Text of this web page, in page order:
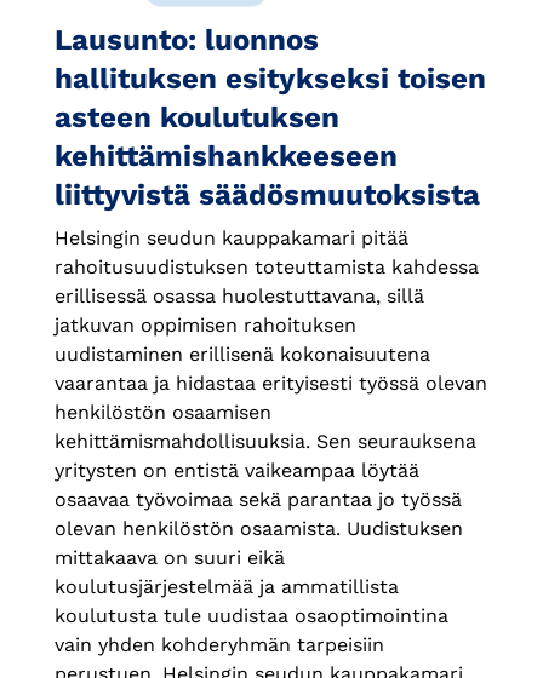
Lausunto: luonnos
hallituksen esitykseksi toisen
asteen koulutuksen
kehittämishankkeeseen
liittyvistä säädösmuutoksista
Helsingin seudun kauppakamari pitää
rahoitusuudistuksen toteuttamista kahdessa
erillisessä osassa huolestuttavana, sillä
jatkuvan oppimisen rahoituksen
uudistaminen erillisenä kokonaisuutena
vaarantaa ja hidastaa erityisesti työssä olevan
henkilöstön osaamisen
kehittämismahdollisuuksia. Sen seurauksena
yritysten on entistä vaikeampaa löytää
osaavaa työvoimaa sekä parantaa jo työssä
olevan henkilöstön osaamista. Uudistuksen
mittakaava on suuri eikä
koulutusjärjestelmää ja ammatillista
koulutusta tule uudistaa osaoptimointina
vain yhden kohderyhmän tarpeisiin